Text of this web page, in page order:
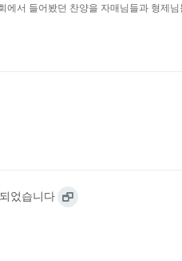
서 들어봤던 찬양을 자매님들과 형제님
었습니다